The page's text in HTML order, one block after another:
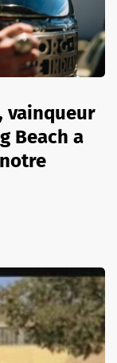
vainqueur
Beach a